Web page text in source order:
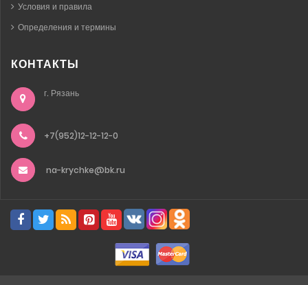
Условия и правила
Определения и термины
КОНТАКТЫ
г. Рязань
+7(952)12-12-12-0
na-krychke@bk.ru